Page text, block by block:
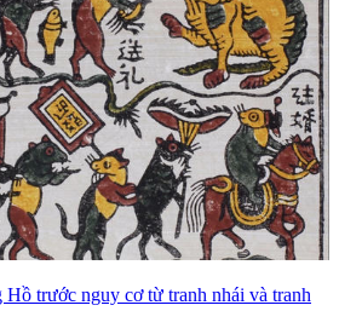
trước nguy cơ từ tranh nhái và tranh